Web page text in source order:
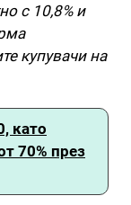
с 10,8% и
купувачи на
като
70% през